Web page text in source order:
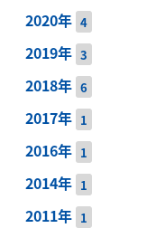
2020年 4
2019年 3
2018年 6
2017年 1
2016年 1
2014年 1
2011年 1